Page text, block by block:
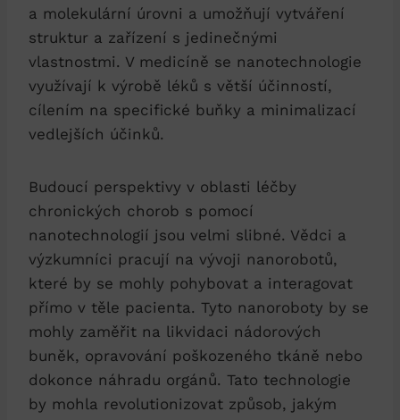
a molekulární úrovni a umožňují vytváření
struktur a zařízení s jedinečnými
vlastnostmi. V medicíně se nanotechnologie
využívají k výrobě léků s větší účinností,
cílením na specifické buňky a minimalizací
vedlejších účinků.
Budoucí perspektivy v oblasti léčby
chronických chorob s pomocí
nanotechnologií jsou velmi slibné. Vědci a
výzkumníci pracují na vývoji nanorobotů,
které by se mohly pohybovat a interagovat
přímo v těle pacienta. Tyto nanoroboty by se
mohly zaměřit na likvidaci nádorových
buněk, opravování poškozeného tkáně nebo
dokonce náhradu orgánů. Tato technologie
by mohla revolutionizovat způsob, jakým